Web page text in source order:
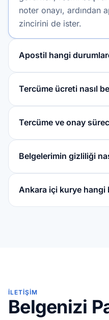
noter onayı, ardından
zincirini de ister.
Apostil hangi
Tercüme ücreti nasıl
Tercüme ve onay
Belgelerimin gizliliği
Ankara içi kurye hangi
İLETIŞIM
Belgenizi